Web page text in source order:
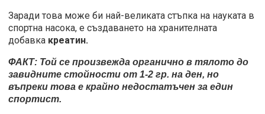
Заради това може би най-великата стъпка на науката в
спортна насока, е създаването на хранителната
добавка креатин.
ФАКТ: Той се произвежда органично в тялото до
завидните стойности от 1-2 гр. на ден, но
въпреки това е крайно недостатъчен за един
спортист.